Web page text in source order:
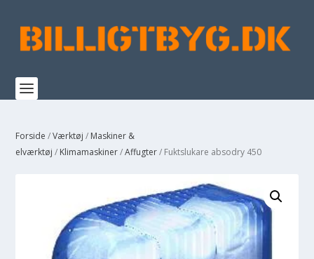
Forside /Værktøj / Maskiner &
elværktøj / Klimamaskiner/Affugter/ Fuktslukare absodry 450